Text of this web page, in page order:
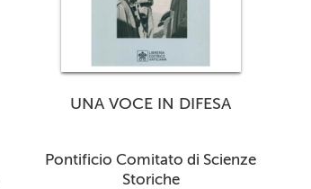
UNA VOCE IN DIFESA
Pontificio Comitato di Scienze
Storiche